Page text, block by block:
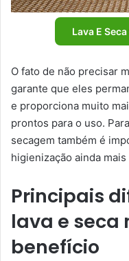
Lava E
O fato de não precisar
garante que eles
e proporciona muito
prontos para o uso.
secagem também é
higienização ainda
Principais
lava e seca
benefício